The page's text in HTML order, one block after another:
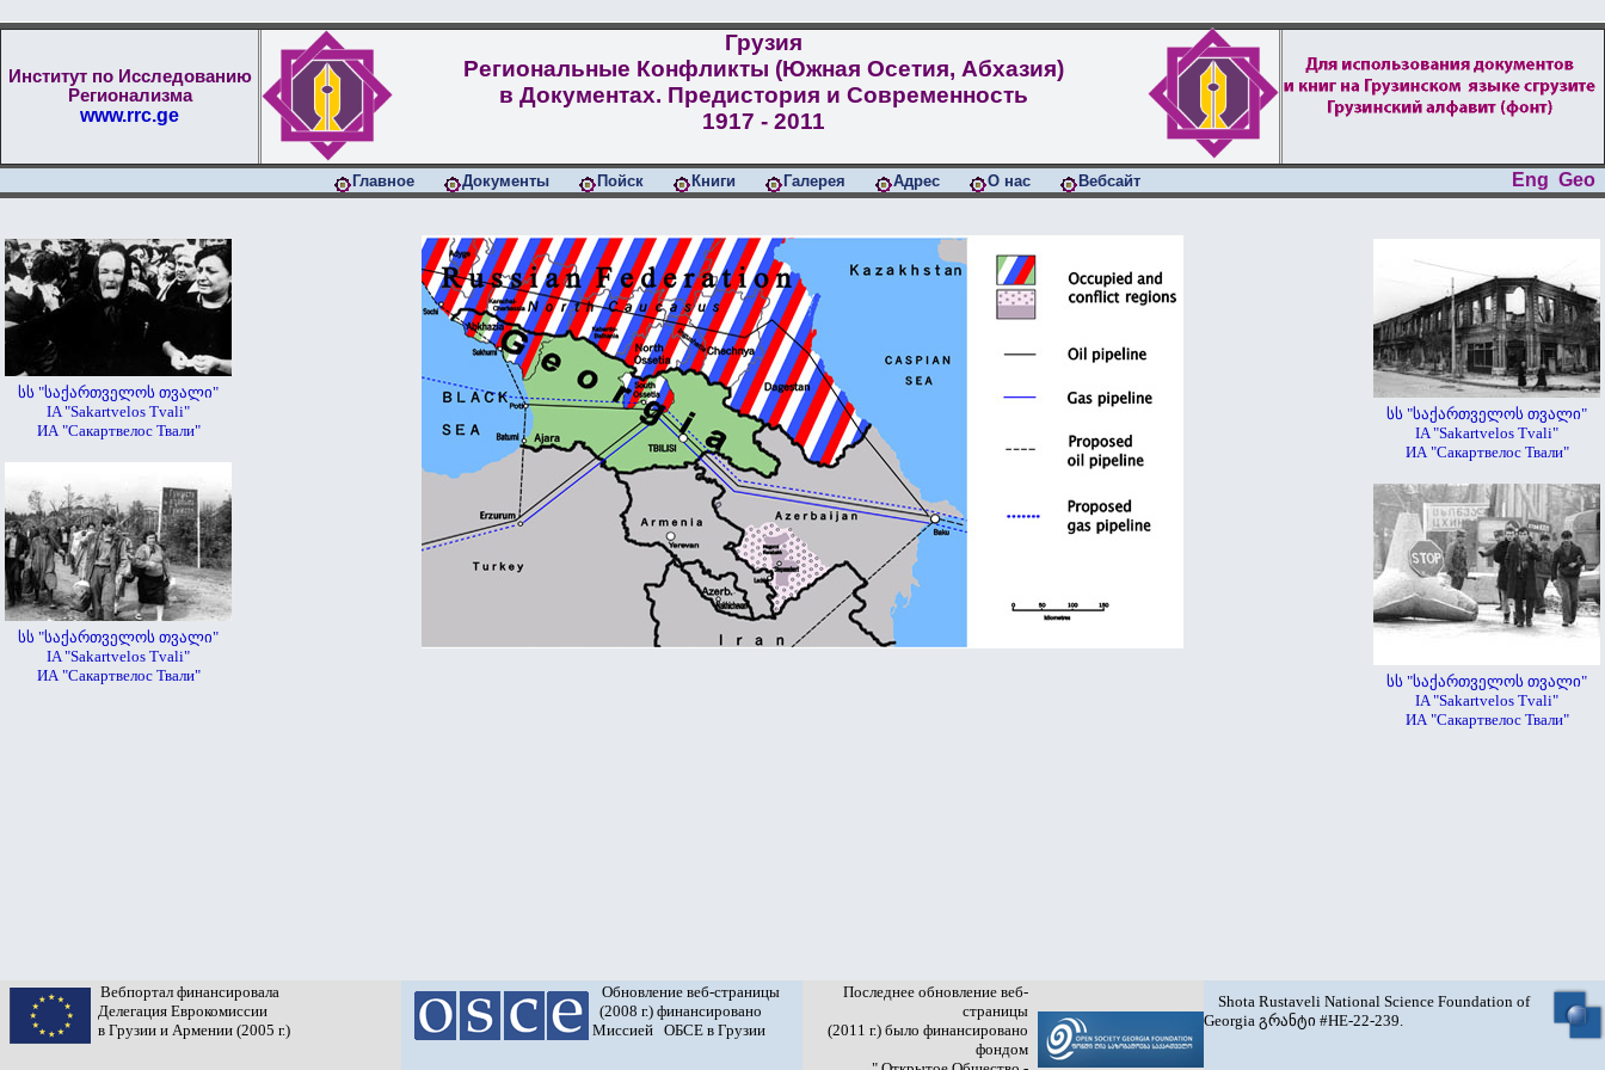
Институт по Исследованию
Регионализма
www.rrc.ge
Грузия
Региональные Конфликты (Южная Осетия, Абхазия)
в Документах. Предистория и Современность
1917 - 2011
Главное Документы Пойск Книги Галерея Адрес О нас Вебсайт Eng Geo
სს "საქართველოს თვალი"
IA "Sakartvelos Tvali"
ИА "Сакартвелос Твали"
სს "საქართველოს თვალი"
IA "Sakartvelos Tvali"
ИА "Сакартвелос Твали"
სს "საქართველოს თვალი"
IA "Sakartvelos Tvali"
ИА "Сакартвелос Твали"
სს "საქართველოს თვალი"
IA "Sakartvelos Tvali"
ИА "Сакартвелос Твали"
Вебпортал финансировала
Делегация Еврокомиссии
в Грузии и Армении (2005 г.)
Обновление веб-страницы
(2008 г.) финансировано
Миссией ОБСЕ в Грузии
Последнее обновление веб-
страницы
(2011 г.) было финансировано
фондом
Shota Rustaveli National Science Foundation of
Georgia გრანტი #HE-22-239.